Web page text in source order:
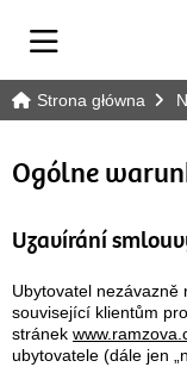
Strona główna
Ogólne
Uzavírání
Ubytovatel
související klientům
stránek
ubytovatele (dále jen